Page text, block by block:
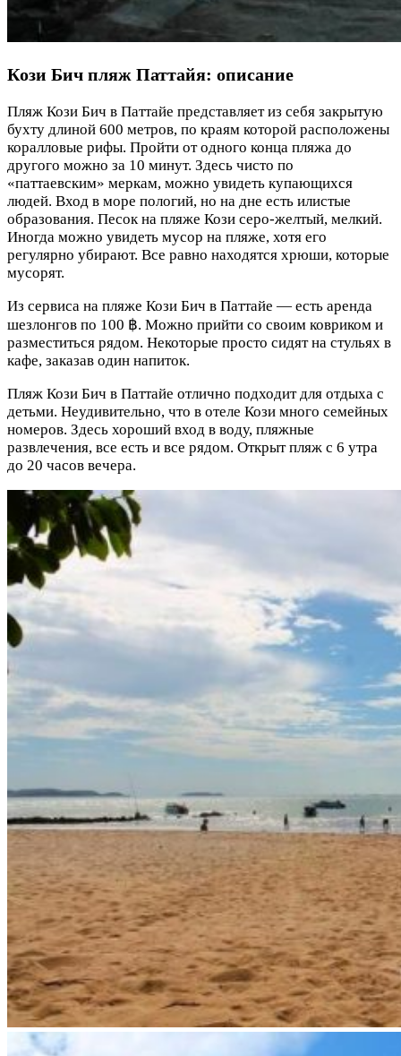
Кози Бич пляж Паттайя: описание
Пляж Кози Бич в Паттайе представляет из себя закрытую
бухту длиной 600 метров, по краям которой расположены
коралловые рифы. Пройти от одного конца пляжа до
другого можно за 10 минут. Здесь чисто по
«паттаевским» меркам, можно увидеть купающихся
людей. Вход в море пологий, но на дне есть илистые
образования. Песок на пляже Кози серо-желтый, мелкий.
Иногда можно увидеть мусор на пляже, хотя его
регулярно убирают. Все равно находятся хрюши, которые
мусорят.
Из сервиса на пляже Кози Бич в Паттайе — есть аренда
шезлонгов по 100 ฿. Можно прийти со своим ковриком и
разместиться рядом. Некоторые просто сидят на стульях в
кафе, заказав один напиток.
Пляж Кози Бич в Паттайе отлично подходит для отдыха с
детьми. Неудивительно, что в отеле Кози много семейных
номеров. Здесь хороший вход в воду, пляжные
развлечения, все есть и все рядом. Открыт пляж с 6 утра
до 20 часов вечера.